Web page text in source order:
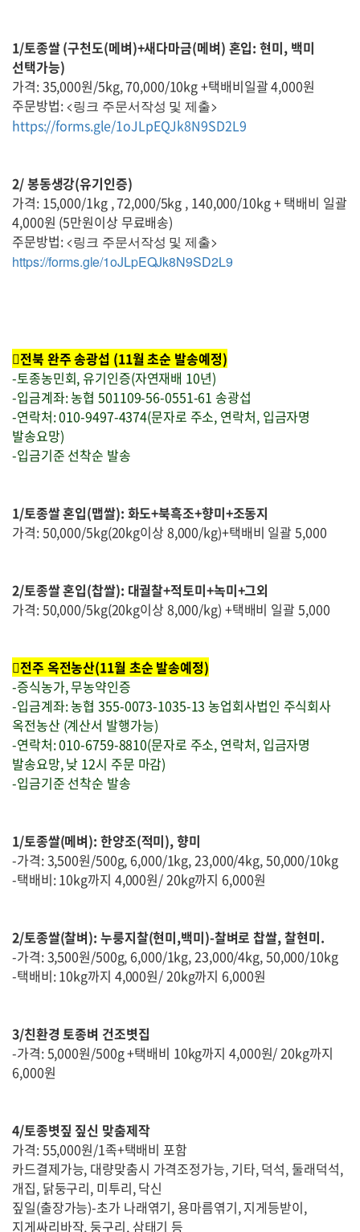
1/토종쌀 (구천도(메벼)+새다마금(메벼) 혼입: 현미, 백미
선택가능)
가격: 35,000원/5kg, 70,000/10kg +택배비일괄 4,000원
주문방법: <링크 주문서작성 및 제출>
https://forms.gle/1oJLpEQJk8N9SD2L9
2/ 봉동생강(유기인증)
가격: 15,000/1kg , 72,000/5kg , 140,000/10kg + 택배비 일괄
4,000원 (5만원이상 무료배송)
주문방법: <링크 주문서작성 및 제출>
https://forms.gle/1oJLpEQJk8N9SD2L9
전북 완주 송광섭 (11월 초순 발송예정)
-토종농민회, 유기인증(자연재배 10년)
-입금계좌: 농협 501109-56-0551-61 송광섭
-연락처: 010-9497-4374(문자로 주소, 연락처, 입금자명
발송요망)
-입금기준 선착순 발송
1/토종쌀 혼입(맵쌀): 화도+북흑조+향미+조동지
가격: 50,000/5kg(20kg이상 8,000/kg)+택배비 일괄 5,000
2/토종쌀 혼입(찹쌀): 대궐찰+적토미+녹미+그외
가격: 50,000/5kg(20kg이상 8,000/kg) +택배비 일괄 5,000
전주 옥전농산(11월 초순 발송예정)
-증식농가, 무농약인증
-입금계좌: 농협 355-0073-1035-13 농업회사법인 주식회사
옥전농산 (계산서 발행가능)
-연락처: 010-6759-8810(문자로 주소, 연락처, 입금자명
발송요망, 낮 12시 주문 마감)
-입금기준 선착순 발송
1/토종쌀(메벼): 한양조(적미), 향미
-가격: 3,500원/500g, 6,000/1kg, 23,000/4kg, 50,000/10kg
-택배비: 10kg까지 4,000원/ 20kg까지 6,000원
2/토종쌀(찰벼): 누룽지찰(현미,백미)-찰벼로 찹쌀, 찰현미.
-가격: 3,500원/500g, 6,000/1kg, 23,000/4kg, 50,000/10kg
-택배비: 10kg까지 4,000원/ 20kg까지 6,000원
3/친환경 토종벼 건조볏집
-가격: 5,000원/500g +택배비 10kg까지 4,000원/ 20kg까지
6,000원
4/토종볏짚 짚신 맞춤제작
가격: 55,000원/1족+택배비 포함
카드결제가능, 대량맞춤시 가격조정가능, 기타, 덕석, 둘래덕석,
개집, 닭둥구리, 미투리, 닥신
짚일(출장가능)-초가 나래엮기, 용마름엮기, 지게등받이,
지게싸리바작, 둥구리, 삼태기 등